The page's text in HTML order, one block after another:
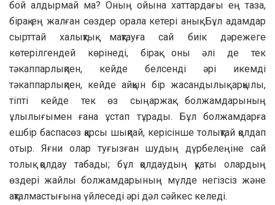
бой алдырмай ма? Оның ойына хаттардағы ең таза,
бірақ ең жалған сөздер орала кетері анық. Бұл адамдар
сырттай халықтық мақтауға сай биік дәрежеге
көтерілгендей көрінеді, бірақ оны әлі де тек
тәкаппарлықпен, кейде белсенді әрі икемді
тәкаппарлықпен, кейде айқын бір жасандылық арқылы,
тіпті кейде тек өз сыңаржақ болжамдарының
ұлылығымен ғана ұстап тұрады. Бұл болжамдарға
ешбір баспасөз қарсы шықпай, керісінше толықтай қолдап
отыр. Яғни олар туғызған шудың дүрбелеңіне сай
толық қолдау табады; бұл қолдаудың қуаты олардың
өздері жайлы болжамдарының мүлде негізсіз және
ақталмастығына үйлеседі әрі дәл сәйкес келеді.